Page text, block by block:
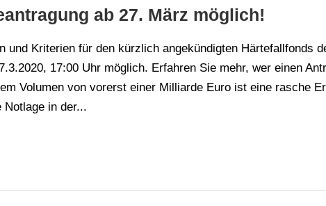
ab 27. März möglich!
und Kriterien für den kürzlich angekündigten Härtefallfonds
17:00 Uhr möglich. Erfahren Sie mehr, wer einen
Volumen von vorerst einer Milliarde Euro ist eine rasche
Notlage in der...